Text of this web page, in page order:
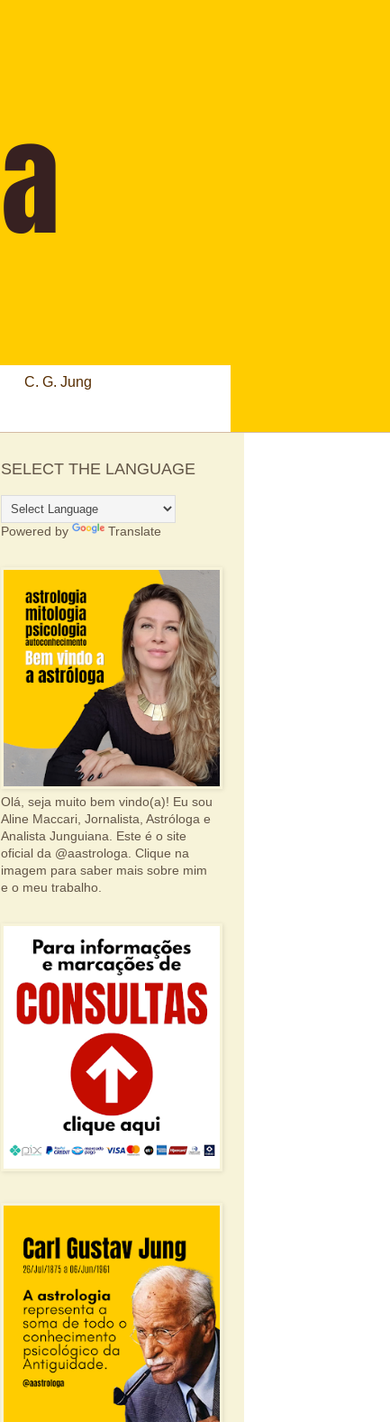
C. G. Jung
SELECT THE LANGUAGE
Powered by Translate
Olá, seja muito bem vindo(a)! Eu sou
Aline Maccari, Jornalista, Astróloga e
Analista Junguiana. Este é o site
oficial da @aastrologa. Clique na
imagem para saber mais sobre mim
e o meu trabalho.